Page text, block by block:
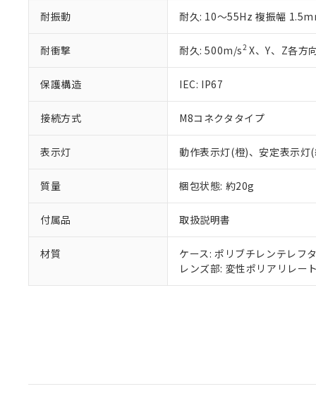
耐振動 耐久: 10～55Hz 複振幅
耐衝撃 耐久: 500m/s2X、Y、Z各方
保護構造 IEC: IP67
接続方式 M8コネクタタイプ
表示灯 動作表示灯(橙)、安定表示灯
質量 梱包状態: 約20g
付属品 取扱説明書
材質
ケース: ポリブチレンテレフ
レンズ部: 変性ポリアリレート
※本証明書は発行
また、RoHS指令
混在することから
既に当社にて対応